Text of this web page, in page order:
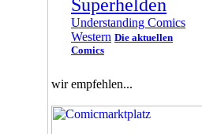
Superhelden
Understanding Comics
Western Die aktuellen
Comics
wir empfehlen...